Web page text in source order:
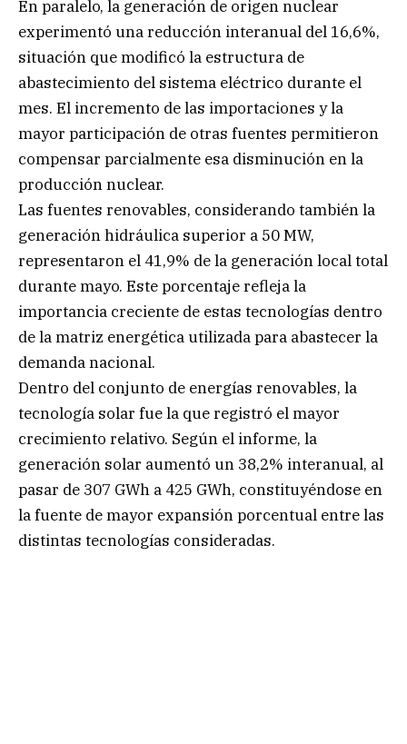
En paralelo, la generación de origen nuclear
experimentó una reducción interanual del 16,6%,
situación que modificó la estructura de
abastecimiento del sistema eléctrico durante el
mes. El incremento de las importaciones y la
mayor participación de otras fuentes permitieron
compensar parcialmente esa disminución en la
producción nuclear.
Las fuentes renovables, considerando también la
generación hidráulica superior a 50 MW,
representaron el 41,9% de la generación local total
durante mayo. Este porcentaje refleja la
importancia creciente de estas tecnologías dentro
de la matriz energética utilizada para abastecer la
demanda nacional.
Dentro del conjunto de energías renovables, la
tecnología solar fue la que registró el mayor
crecimiento relativo. Según el informe, la
generación solar aumentó un 38,2% interanual, al
pasar de 307 GWh a 425 GWh, constituyéndose en
la fuente de mayor expansión porcentual entre las
distintas tecnologías consideradas.